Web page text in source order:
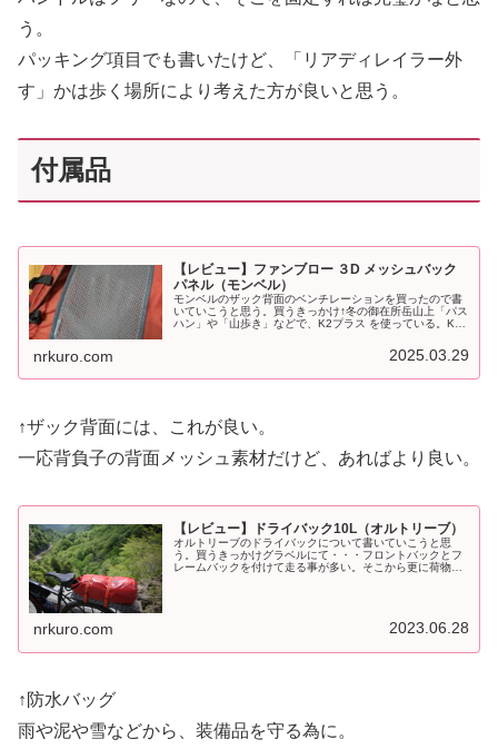
う。
パッキング項目でも書いたけど、「リアディレイラー外
す」かは歩く場所により考えた方が良いと思う。
付属品
【レビュー】ファンブロー ３D メッシュバック
パネル（モンベル）
モンベルのザック背面のベンチレーションを買ったので書
いていこうと思う。買うきっかけ↑冬の御在所岳山上「パス
ハン」や「山歩き」などで、K2プラス を使っている。K2
nrkuro.com 2025.03.29
↑ザック背面には、これが良い。
一応背負子の背面メッシュ素材だけど、あればより良い。
【レビュー】ドライバック10L（オルトリーブ）
オルトリーブのドライバックについて書いていこうと思
う。買うきっかけグラベルにて・・・フロントバックとフ
レームバックを付けて走る事が多い。そこから更に荷物を
nrkuro.com 2023.06.28
↑防水バッグ
雨や泥や雪などから、装備品を守る為に。